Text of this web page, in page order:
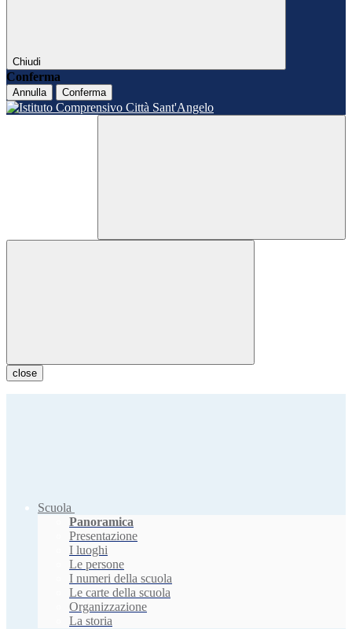
Chiudi
Conferma
Annulla Conferma
close
Scuola
Panoramica
Presentazione
I luoghi
Le persone
I numeri della scuola
Le carte della scuola
Organizzazione
La storia